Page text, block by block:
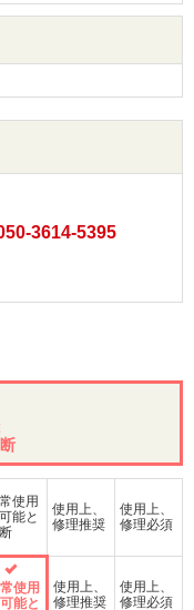
3614-5395
使用
能と
使用上、
修理推奨
使用上、
修理必須
使用
能と
使用上、
修理推奨
使用上、
修理必須